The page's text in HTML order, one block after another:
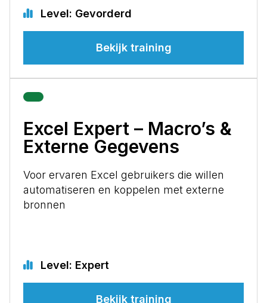
Level: Gevorderd
Bekijk training
Excel Expert – Macro’s &
Externe Gegevens
Voor ervaren Excel gebruikers die willen
automatiseren en koppelen met externe
bronnen
Level: Expert
Bekijk training